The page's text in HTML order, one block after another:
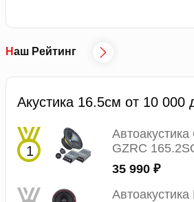
Наш Рейтинг
Акустика 16.5см от 10 000
GZRC
35 990 ₽